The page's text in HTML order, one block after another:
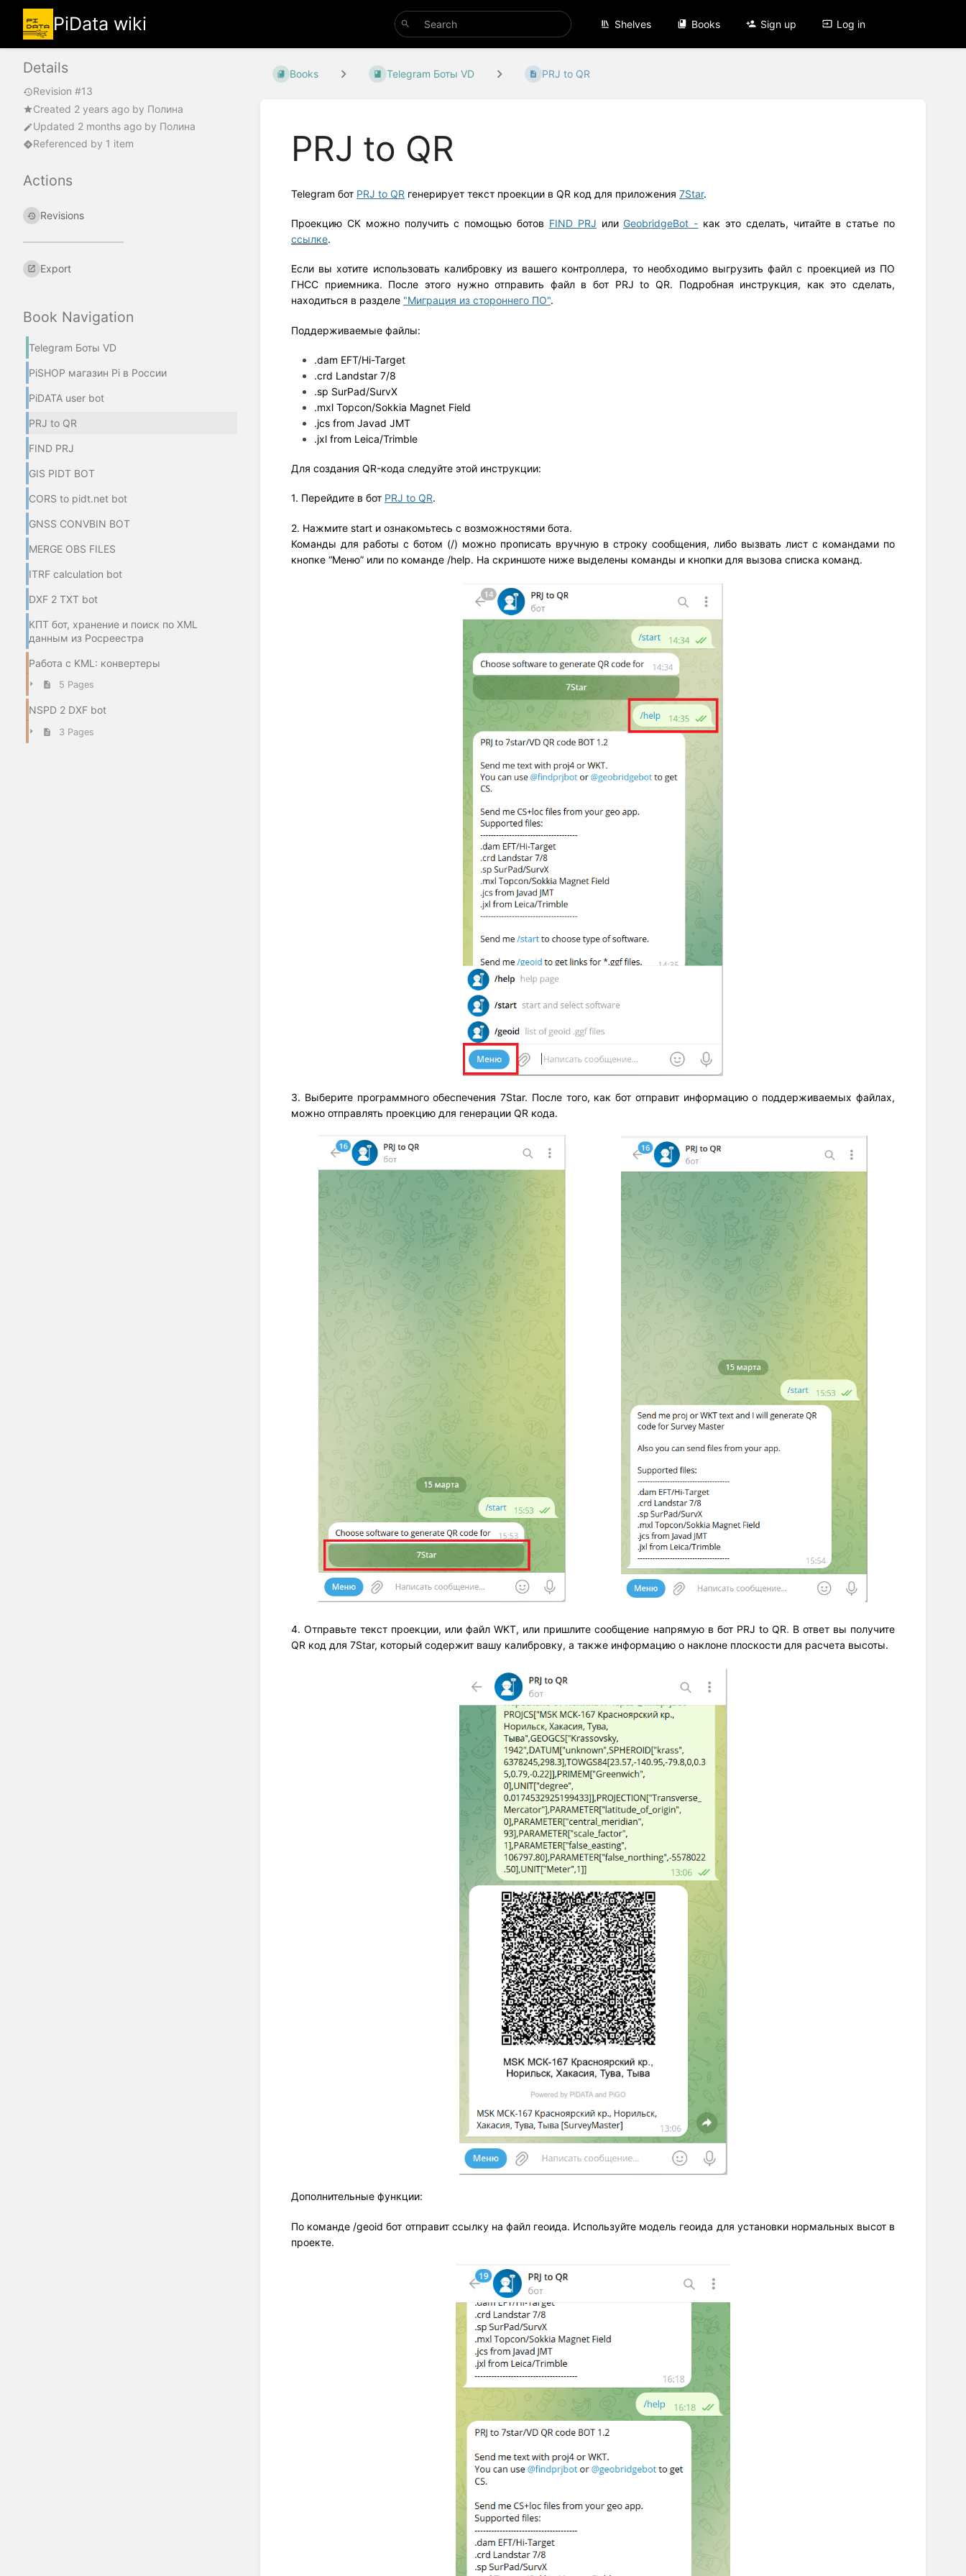
PiData wiki Shelves Books Sign up Log in
Details
Revision #13
Created 2 years ago by Полина
Updated 2 months ago by Полина
Referenced by 1 item
Actions
Revisions
Export
Book Navigation
Telegram Боты VD
PiSHOP магазин Pi в России
PiDATA user bot
PRJ to QR
FIND PRJ
GIS PIDT BOT
CORS to pidt.net bot
GNSS CONVBIN BOT
MERGE OBS FILES
ITRF calculation bot
DXF 2 TXT bot
КПТ бот, хранение и поиск по XML
данным из Росреестра
Работа с KML: конвертеры
5 Pages
NSPD 2 DXF bot
3 Pages
Books Telegram Боты VD PRJ to QR
PRJ to QR
Telegram бот PRJ to QR генерирует текст проекции в QR код для приложения 7Star.
Проекцию СК можно получить с помощью ботов FIND PRJ илиGeobridgeBot - как это сделать, читайте в статье по
ссылке.
Если вы хотите использовать калибровку из вашего контроллера, то необходимо выгрузить файл с проекцией из ПО
ГНСС приемника. После этого нужно отправить файл в бот PRJ to QR. Подробная инструкция, как это сделать,
находиться в разделе "Миграция из стороннего ПО".
Поддерживаемые файлы:
.dam EFT/Hi-Target
.crd Landstar 7/8
.sp SurPad/SurvX
.mxl Topcon/Sokkia Magnet Field
.jcs from Javad JMT
.jxl from Leica/Trimble
Для создания QR-кода следуйте этой инструкции:
1. Перейдите в бот PRJ to QR.
2. Нажмите start и ознакомьтесь с возможностями бота.
Команды для работы с ботом (/) можно прописать вручную в строку сообщения, либо вызвать лист с командами по
кнопке “Меню” или по команде /help. На скриншоте ниже выделены команды и кнопки для вызова списка команд.
3. Выберите программного обеспечения 7Star. После того, как бот отправит информацию о поддерживаемых файлах,
можно отправлять проекцию для генерации QR кода.
4. Отправьте текст проекции, или файл WKT, или пришлите сообщение напрямую в бот PRJ to QR. В ответ вы получите
QR код для 7Star, который содержит вашу калибровку, а также информацию о наклоне плоскости для расчета высоты.
Дополнительные функции:
По команде /geoid бот отправит ссылку на файл геоида. Используйте модель геоида для установки нормальных высот в
проекте.